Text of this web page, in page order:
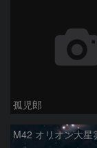
孤児郎
M42 オリオン大星